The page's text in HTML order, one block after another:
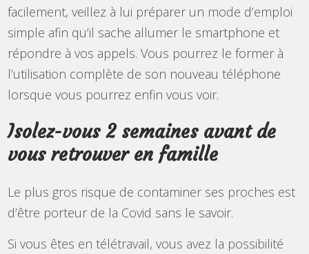
facilement, veillez à lui préparer un mode d’emploi
simple afin qu’il sache allumer le smartphone et
répondre à vos appels. Vous pourrez le former à
l’utilisation complète de son nouveau téléphone
lorsque vous pourrez enfin vous voir.
Isolez-vous 2 semaines avant de
vous retrouver en famille
Le plus gros risque de contaminer ses proches est
d’être porteur de la Covid sans le savoir.
Si vous êtes en télétravail, vous avez la possibilité